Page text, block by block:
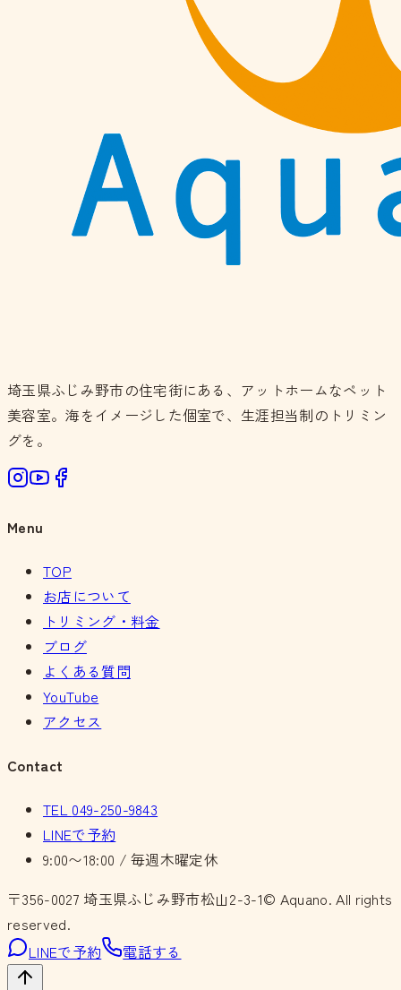
埼玉県ふじみ野市の住宅街にある、アットホームなペット
美容室。海をイメージした個室で、生涯担当制のトリミン
グを。
Menu
TOP
お店について
トリミング・料金
ブログ
よくある質問
YouTube
アクセス
Contact
TEL 049-250-9843
LINEで予約
9:00〜18:00 / 毎週木曜定休
〒356-0027 埼玉県ふじみ野市松山2-3-1© Aquano. All rights
reserved.
LINEで予約
電話する